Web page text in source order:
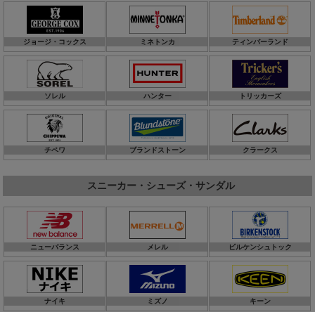
ジョージ・コックス
ソレル
チペワ
ミネトンカ
ハンター
ブランドストーン
ティンバーランド
トリッカーズ
クラークス
スニーカー・シューズ・サンダル
ニューバランス
ナイキ
メレル
ミズノ
ビルケンシュトック
キーン